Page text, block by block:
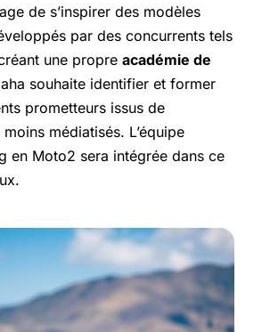
de s’inspirer des modèles
par des concurrents tels
une propre académie de
souhaite identifier et former
prometteurs issus de
médiatisés. L’équipe
en Moto2 sera intégrée dans ce